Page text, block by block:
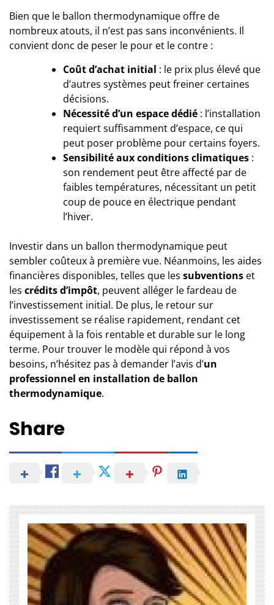
Bien que le ballon thermodynamique offre de
nombreux atouts, il n’est pas sans inconvénients. Il
convient donc de peser le pour et le contre :
Coût d’achat initial : le prix plus élevé que
d’autres systèmes peut freiner certaines
décisions.
Nécessité d’un espace dédié : l’installation
requiert suffisamment d’espace, ce qui
peut poser problème pour certains foyers.
Sensibilité aux conditions climatiques :
son rendement peut être affecté par de
faibles températures, nécessitant un petit
coup de pouce en électrique pendant
l’hiver.
Investir dans un ballon thermodynamique peut
sembler coûteux à première vue. Néanmoins, les aides
financières disponibles, telles que les subventions et
les crédits d’impôt, peuvent alléger le fardeau de
l’investissement initial. De plus, le retour sur
investissement se réalise rapidement, rendant cet
équipement à la fois rentable et durable sur le long
terme. Pour trouver le modèle qui répond à vos
besoins, n’hésitez pas à demander l’avis d’un
professionnel en installation de ballon
thermodynamique.
Share